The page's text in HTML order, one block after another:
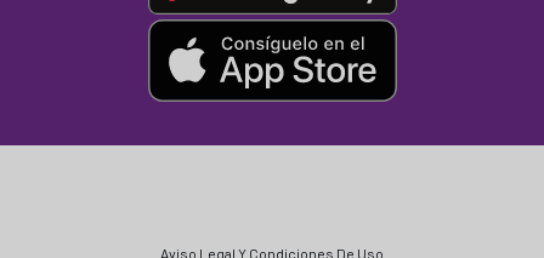
Aviso Legal Y Condiciones De Uso